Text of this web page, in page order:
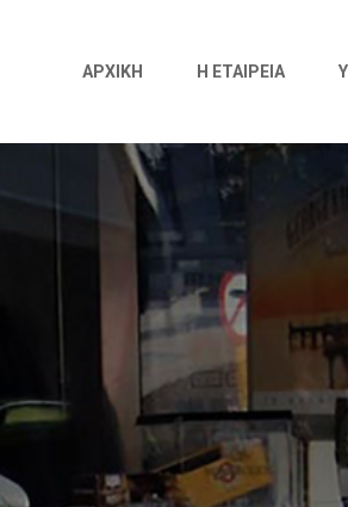
ΑΡΧΙΚΗ Η ΕΤΑΙΡΕΙΑ